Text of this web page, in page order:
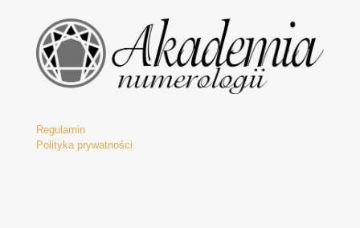
Regulamin
Polityka prywatności